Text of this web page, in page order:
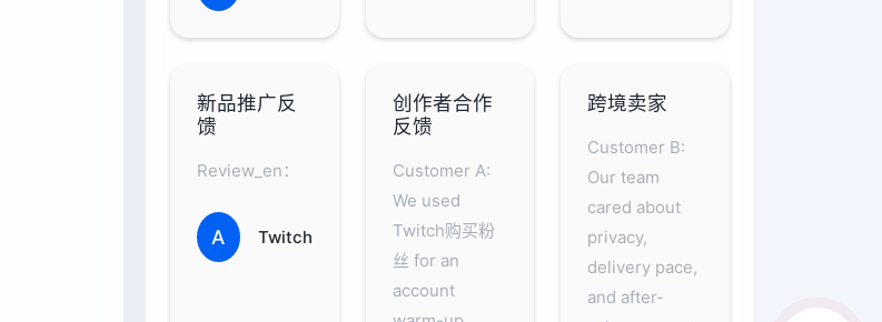
新品推广反
馈
Review_en：
A Twitch
创作者合作
反馈
Customer A:
We used
Twitch购买粉
丝 for an
account
跨境卖家
Customer B:
Our team
cared about
privacy,
delivery pace,
and after-